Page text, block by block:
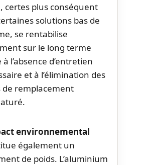
certes plus conséquent
solutions bas de
se rentabilise
sur le long terme
à l’absence d’entretien
et à l’élimination des
de remplacement
environnemental
également un
de poids. L’aluminium